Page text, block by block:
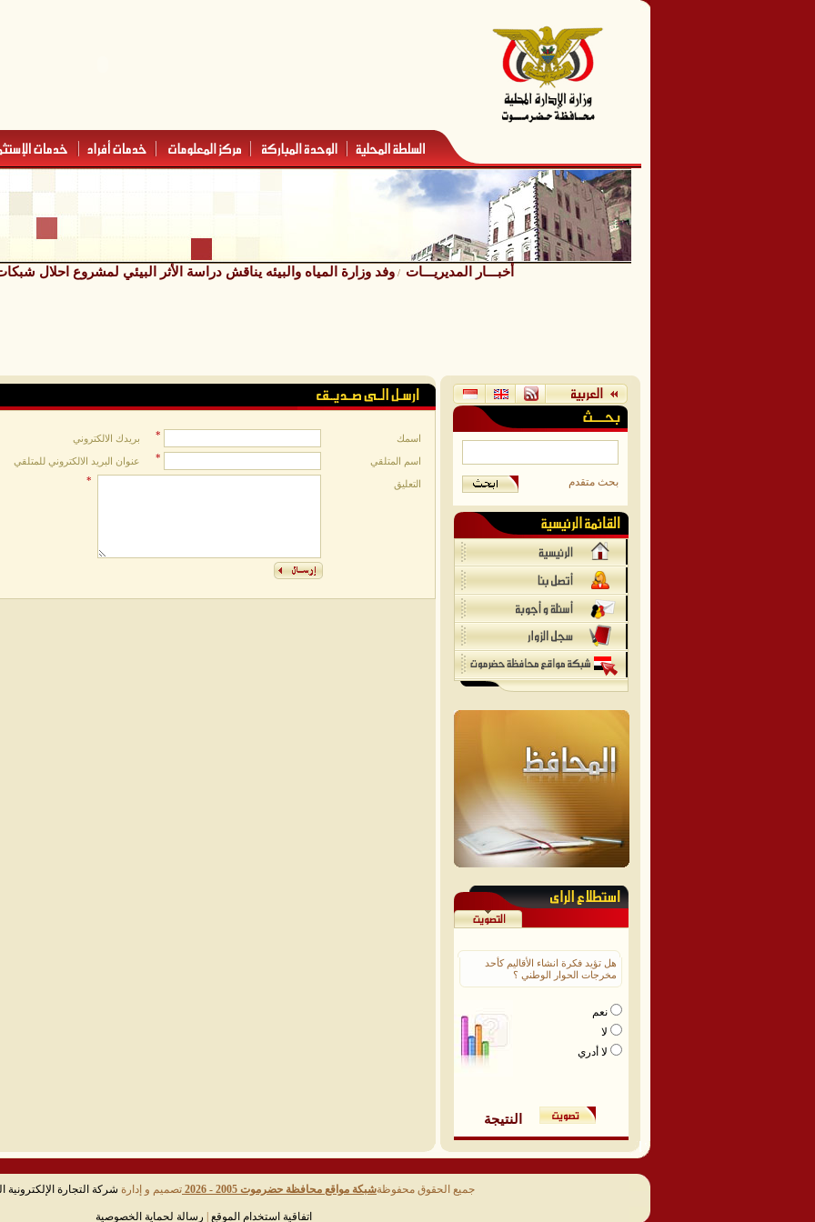
أخبـــار المديريـــات /وفد وزارة المياه والبيئه يناقش دراسة الأثر البيئي لمشروع احلال
اسمك * بريدك الالكتروني
اسم المتلقي * عنوان البريد الالكتروني للمتلقي
التعليق * بحث متقدم
هل تؤيد فكرة انشاء الأقاليم كأحد
مخرجات الحوار الوطني ؟
نعم
لا
لا أدري
النتيجة
جميع الحقوق محفوظةشبكة مواقع محافظة حضرموت 2005 - 2026 تصميم و إدارة شركة التجارة الإلكترونية
اتفاقية استخدام الموقع رسالة لحماية الخصوصية